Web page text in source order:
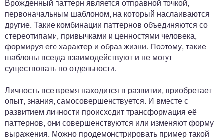
Врожденный паттерн является отправной точкой,
первоначальным шаблоном, на который наслаиваются
другие. Такие комбинации паттернов объединяются со
стереотипами, привычками и ценностями человека,
формируя его характер и образ жизни. Поэтому, такие
шаблоны всегда взаимодействуют и не могут
существовать по отдельности.
Личность все время находится в развитии, приобретает
опыт, знания, самосовершенствуется. И вместе с
развитием личности происходит трансформация её
паттернов, они совершенствуются или изменяют форму
выражения. Можно продемонстрировать пример такой